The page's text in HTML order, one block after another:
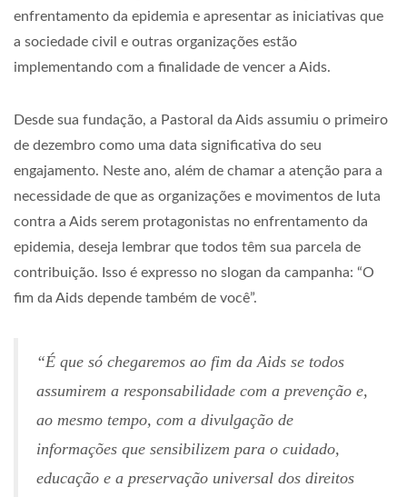
enfrentamento da epidemia e apresentar as iniciativas que
a sociedade civil e outras organizações estão
implementando com a finalidade de vencer a Aids.
Desde sua fundação, a Pastoral da Aids assumiu o primeiro
de dezembro como uma data significativa do seu
engajamento. Neste ano, além de chamar a atenção para a
necessidade de que as organizações e movimentos de luta
contra a Aids serem protagonistas no enfrentamento da
epidemia, deseja lembrar que todos têm sua parcela de
contribuição. Isso é expresso no slogan da campanha: “O
fim da Aids depende também de você”.
“É que só chegaremos ao fim da Aids se todos
assumirem a responsabilidade com a prevenção e,
ao mesmo tempo, com a divulgação de
informações que sensibilizem para o cuidado,
educação e a preservação universal dos direitos